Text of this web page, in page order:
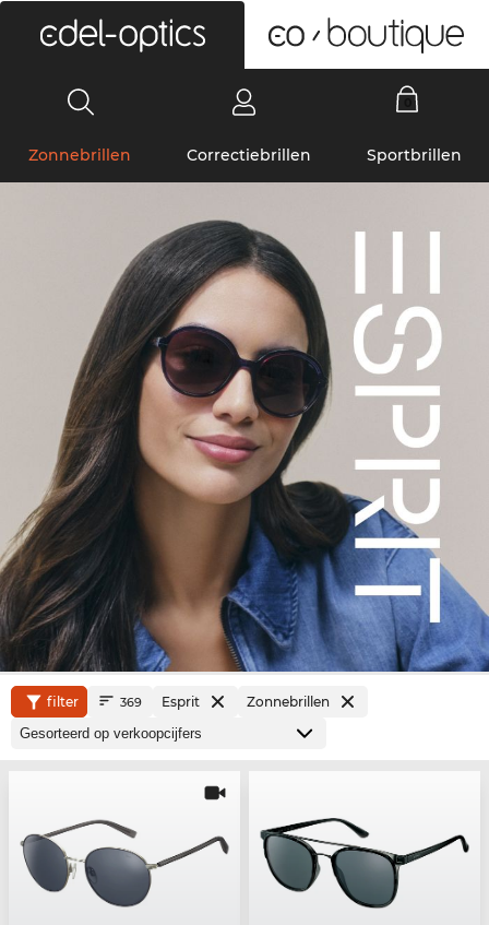
Zonnebrillen Correctiebrillen Sportbrillen
filter 369 Esprit Zonnebrillen